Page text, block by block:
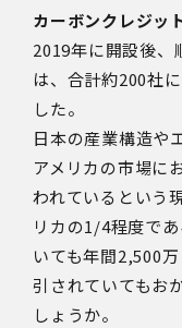
カーボンクレジッ
2019年に開設後、
は、合計約200社
した。
日本の産業構造や
アメリカの市場に
われているという
リカの1/4程度で
いても年間2,500
引されていてもお
しょうか。